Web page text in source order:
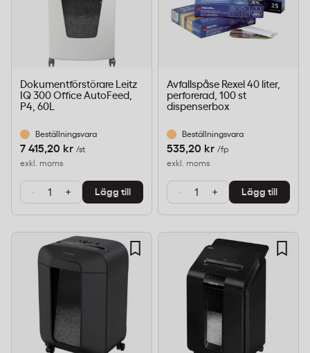
Dokumentförstörare Leitz
IQ 300 Office AutoFeed,
P4, 60L
Beställningsvara
7 415,20 kr /st
exkl. moms
- + Lägg till
Avfallspåse Rexel 40 liter,
perforerad, 100 st
dispenserbox
Beställningsvara
535,20 kr /fp
exkl. moms
- + Lägg till